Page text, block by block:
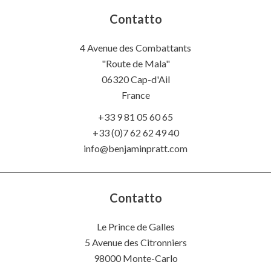
Contatto
4 Avenue des Combattants
"Route de Mala"
06320Cap-d'Ail
France
+33 9 81 05 60 65
+33 (0)7 62 62 49 40
info@benjaminpratt.com
Contatto
Le Prince de Galles
5 Avenue des Citronniers
98000 Monte-Carlo